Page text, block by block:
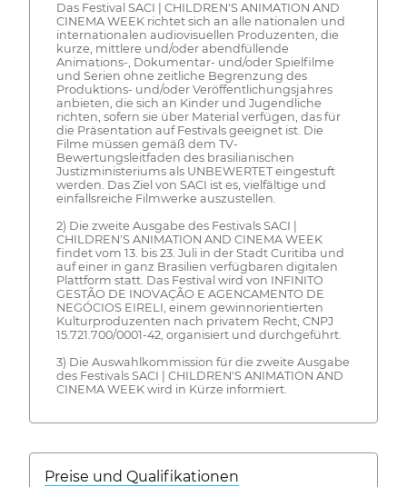
Das Festival SACI | CHILDREN'S ANIMATION AND
CINEMA WEEK richtet sich an alle nationalen und
internationalen audiovisuellen Produzenten, die
kurze, mittlere und/oder abendfüllende
Animations-, Dokumentar- und/oder Spielfilme
und Serien ohne zeitliche Begrenzung des
Produktions- und/oder Veröffentlichungsjahres
anbieten, die sich an Kinder und Jugendliche
richten, sofern sie über Material verfügen, das für
die Präsentation auf Festivals geeignet ist. Die
Filme müssen gemäß dem TV-
Bewertungsleitfaden des brasilianischen
Justizministeriums als UNBEWERTET eingestuft
werden. Das Ziel von SACI ist es, vielfältige und
einfallsreiche Filmwerke auszustellen.
2) Die zweite Ausgabe des Festivals SACI |
CHILDREN'S ANIMATION AND CINEMA WEEK
findet vom 13. bis 23. Juli in der Stadt Curitiba und
auf einer in ganz Brasilien verfügbaren digitalen
Plattform statt. Das Festival wird von INFINITO
GESTÃO DE INOVAÇÃO E AGENCAMENTO DE
NEGÓCIOS EIRELI, einem gewinnorientierten
Kulturproduzenten nach privatem Recht, CNPJ
15.721.700/0001-42, organisiert und durchgeführt.
3) Die Auswahlkommission für die zweite Ausgabe
des Festivals SACI | CHILDREN'S ANIMATION AND
CINEMA WEEK wird in Kürze informiert.
Preise und Qualifikationen